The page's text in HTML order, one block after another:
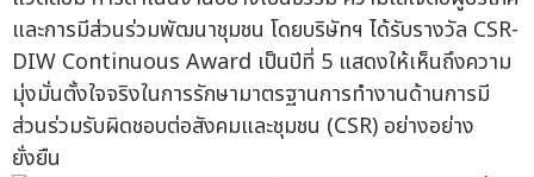
และการมีส่วนร่วมพัฒนาชุมชน โดยบริษัทฯ ได้รับรางวัล CSR-
DIW Continuous Award เป็นปีที่ 5 แสดงให้เห็นถึงความ
มุ่งมั่นตั้งใจจริงในการรักษามาตรฐานการทำงานด้านการมี
ส่วนร่วมรับผิดชอบต่อสังคมและชุมชน (CSR) อย่างอย่าง
ยั่งยืน